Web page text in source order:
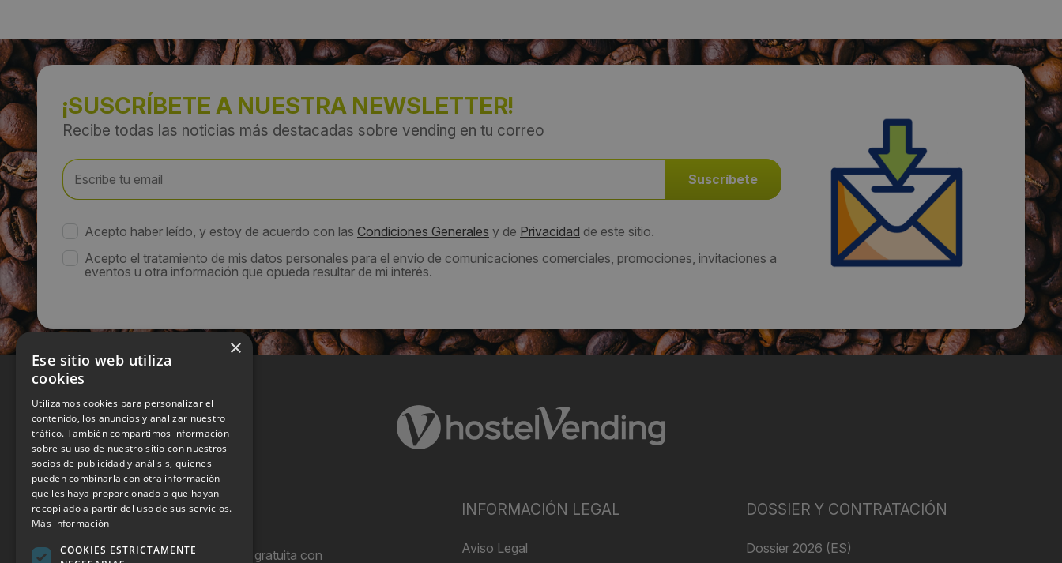
¡SUSCRÍBETE A NUESTRA NEWSLETTER!
Recibe todas las noticias más destacadas sobre vending en tu correo
Acepto haber leído, y estoy de acuerdo con las Condiciones Generales y de Privacidad de este sitio.
Acepto el tratamiento de mis datos personales para el envío de comunicaciones comerciales, promociones, invitaciones a
eventos u otra información que opueda resultar de mi interés.
Hostel Vending es una publicación gratuita con
INFORMACIÓN LEGAL
Aviso Legal
DOSSIER Y CONTRATACIÓN
Dossier 2026 (ES)
×
Ese sitio web utiliza
cookies
Utilizamos cookies para personalizar el
contenido, los anuncios y analizar nuestro
tráfico. También compartimos información
sobre su uso de nuestro sitio con nuestros
socios de publicidad y análisis, quienes
pueden combinarla con otra información
que les haya proporcionado o que hayan
recopilado a partir del uso de sus servicios.
Más información
COOKIES ESTRICTAMENTE